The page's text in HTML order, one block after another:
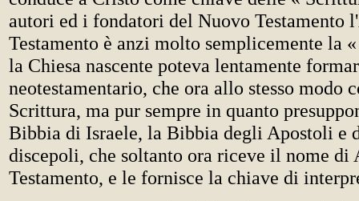
autori ed i fondatori del Nuovo Testamento
Testamento è anzi molto semplicemente la
la Chiesa nascente poteva lentamente
neotestamentario, che ora allo stesso modo
Scrittura, ma pur sempre in quanto
Bibbia di Israele, la Bibbia degli Apostoli e
discepoli, che soltanto ora riceve il nome di
Testamento, e le fornisce la chiave di